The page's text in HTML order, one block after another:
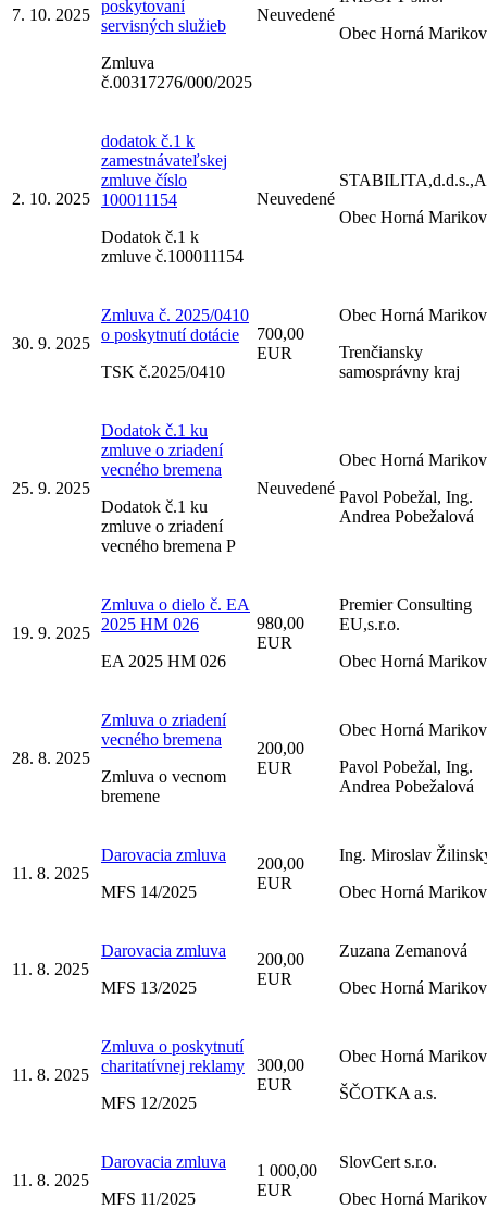
7. 10. 2025 poskytovaní
servisných služieb
Zmluva
č.00317276/000/2025
Neuvedené
Obec Horná
2. 10. 2025
dodatok č.1 k
zamestnávateľskej
zmluve číslo
100011154
Dodatok č.1 k
zmluve č.100011154
Neuvedené
Obec Horná
30. 9. 2025
Zmluva č. 2025/0410
o poskytnutí dotácie
TSK č.2025/0410
700,00
EUR
Obec Horná
Trenčiansky
samosprávny kraj
25. 9. 2025
Dodatok č.1 ku
zmluve o zriadení
vecného bremena
Dodatok č.1 ku
zmluve o zriadení
vecného bremena P
Neuvedené
Obec Horná
Pavol Pobežal, Ing.
Andrea Pobežalová
19. 9. 2025
Zmluva o dielo č. EA
2025 HM 026
EA 2025 HM 026
980,00
EUR
Premier Consulting
EU,s.r.o.
Obec Horná
28. 8. 2025
Zmluva o zriadení
vecného bremena
Zmluva o vecnom
bremene
200,00
EUR
Obec Horná
Pavol Pobežal, Ing.
Andrea Pobežalová
11. 8. 2025
Darovacia zmluva
MFS 14/2025
200,00
EUR
Ing. Miroslav
Obec Horná
11. 8. 2025
Darovacia zmluva
MFS 13/2025
200,00
EUR
Zuzana Zemanová
Obec Horná
11. 8. 2025
Zmluva o poskytnutí
charitatívnej reklamy
MFS 12/2025
300,00
EUR
Obec Horná
ŠČOTKA a.s.
11. 8. 2025
Darovacia zmluva
MFS 11/2025
1 000,00
EUR
SlovCert s.r.o.
Obec Horná